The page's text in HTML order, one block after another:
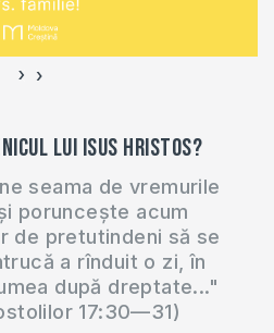
‹ ›
lui Isus Hristos?
seama de vremurile
poruncește acum
de pretutindeni să se
a rînduit o zi, în
după dreptate..."
17:30—31)